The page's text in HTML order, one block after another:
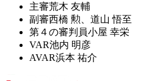
主審荒木 友輔
副審西橋 勲、道山 悟至
第４の審判員小屋 幸栄
VAR池内 明彦
AVAR浜本 祐介